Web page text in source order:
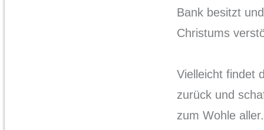
Bank besitzt
Christums
Vielleicht findet
zurück und
zum Wohle aller.